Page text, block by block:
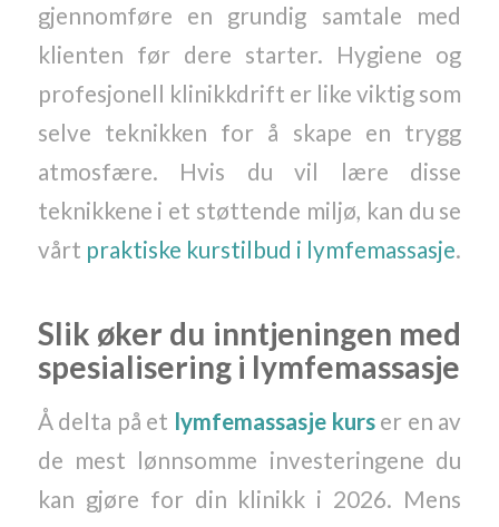
gjennomføre en grundig samtale med
klienten før dere starter. Hygiene og
profesjonell klinikkdrift er like viktig som
selve teknikken for å skape en trygg
atmosfære. Hvis du vil lære disse
teknikkene i et støttende miljø, kan du se
vårt praktiske kurstilbud i lymfemassasje.
Slik øker du inntjeningen med
spesialisering i lymfemassasje
Å delta på et lymfemassasje kurser en av
de mest lønnsomme investeringene du
kan gjøre for din klinikk i 2026. Mens